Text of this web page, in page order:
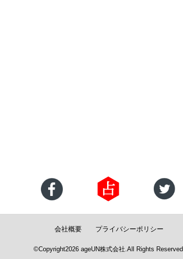
会社概要 プライバシーポリシー
©Copyright2026 ageUN株式会社 .All Rights Reserved.